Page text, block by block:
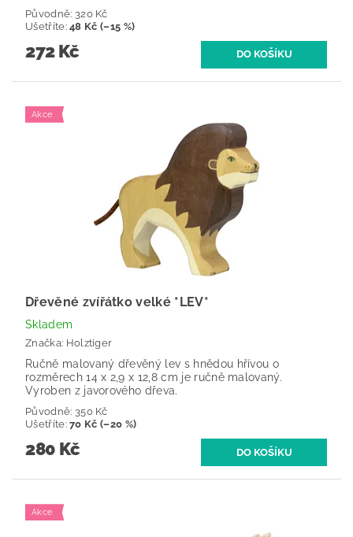
Původně: 320 Kč
Ušetříte:48 Kč (–15 %)
272 Kč
Akce
Dřevěné zvířátko velké *LEV*
Skladem
Značka: Holztiger
Ručně malovaný dřevěný lev s hnědou hřívou o
rozměrech 14 x 2,9 x 12,8 cm je ručně malovaný.
Vyroben z javorového dřeva.
Původně: 350 Kč
Ušetříte:70 Kč (–20 %)
280 Kč
Akce